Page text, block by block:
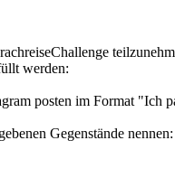
werden:
posten im Format "Ich
Gegenstände nennen: